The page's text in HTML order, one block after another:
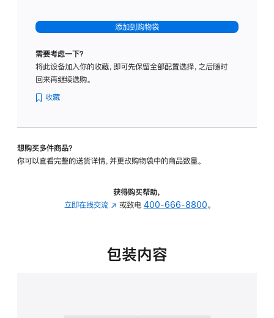
-
标
璃
转
的
添加到购物袋
需要考虑一下？
将此设备加入你的收藏，即可先保留全部配置选择，之后随时
回来再继续选购。
收藏
想购买多件商品？
你可以查看完整的送货详情，并更改购物袋中的商品数量。
获得购买帮助，
立即在线交流 (在
中
或致电 400-666-8800。
包装内容